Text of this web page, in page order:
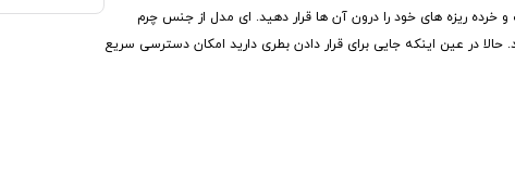
خرده ریزه های خود را درون آن ها قرار دهید. ای مدل از جنس چرم
در عین اینکه جایی برای قرار دادن بطری دارید امکان دسترسی سریع